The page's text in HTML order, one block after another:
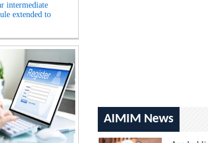
intermediate
extended to
AIMIM News